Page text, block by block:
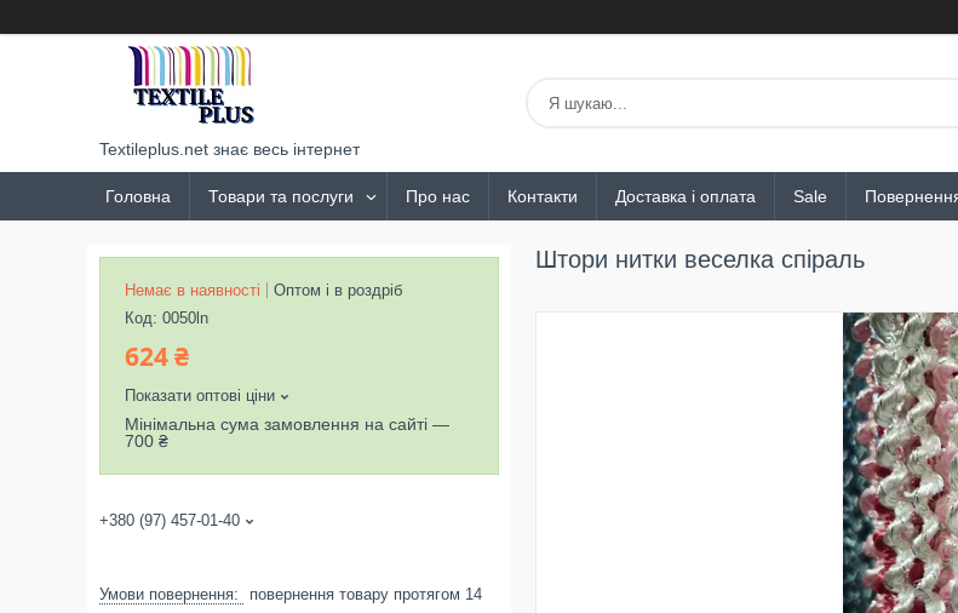
Textileplus.net знає весь інтернет
Головна Товари та послуги Про нас Контакти Доставка і оплата Sale
Штори нитки веселка спіраль
Немає в наявності
Оптом і в роздріб
Код: 0050ln
624 ₴
Показати оптові ціни
Мінімальна сума замовлення на сайті —
700 ₴
+380 (97) 457-01-40
повернення товару протягом 14